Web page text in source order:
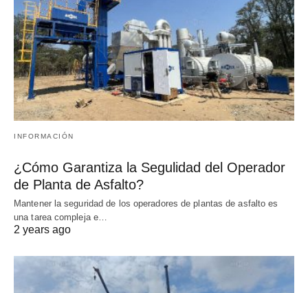
INFORMACIÓN
¿Cómo Garantiza la Segulidad del Operador
de Planta de Asfalto?
Mantener la seguridad de los operadores de plantas de asfalto es
una tarea compleja e…
2 years ago